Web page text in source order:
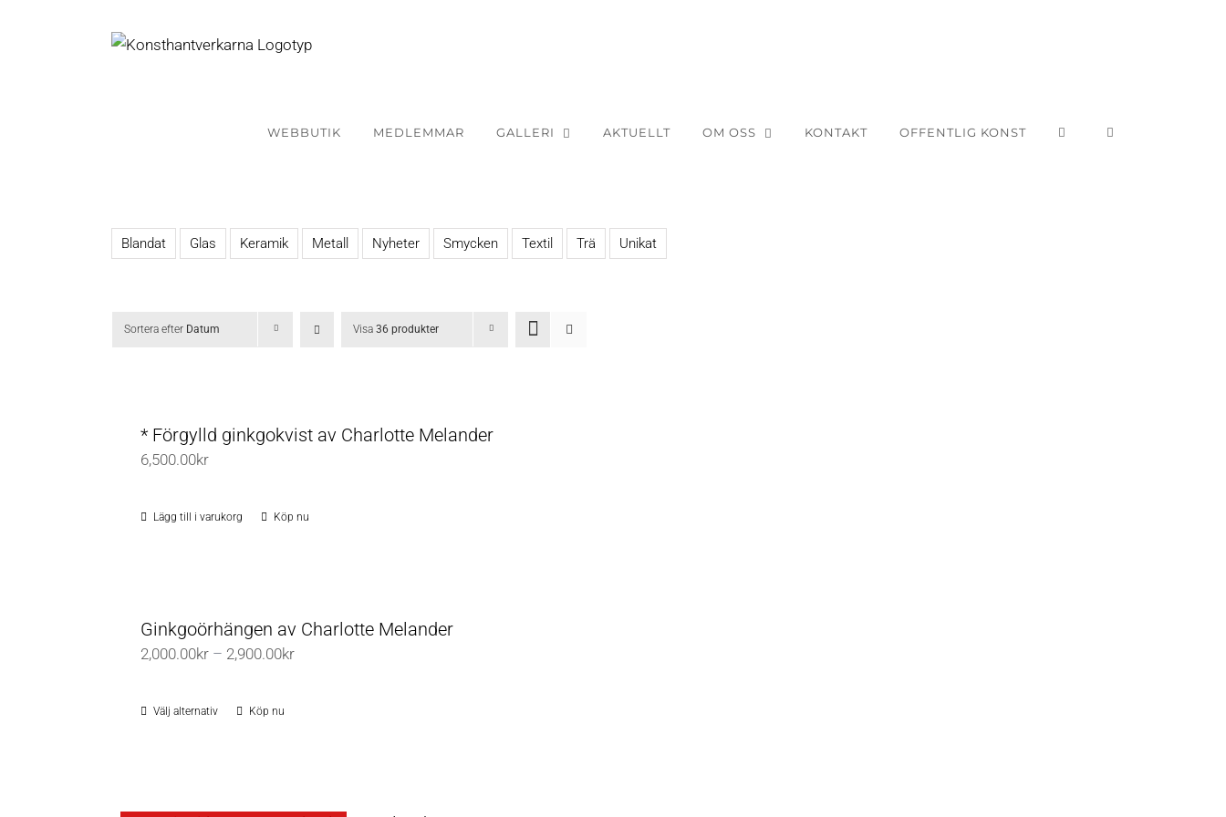
WEBBUTIK MEDLEMMAR GALLERI AKTUELLT OM OSS KONTAKT OFFENTLIG KONST
Blandat Glas Keramik Metall Nyheter Smycken Textil Trä Unikat
Sortera efter Datum Visa 36 produkter
* Förgylld ginkgokvist av Charlotte Melander
6,500.00kr
Lägg till i varukorg Köp nu
Ginkgoörhängen av Charlotte Melander
2,000.00kr – 2,900.00krPrisintervall:
Välj alternativ
DenKöp nu